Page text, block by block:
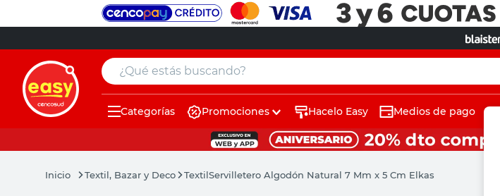
¿Qué estás buscando?
Categorías Promociones Hacelo Easy Medios de pago
Textil, Bazar y Deco TextilServilletero Algodón Natural 7 Mm x 5 Cm Elkas
muebles